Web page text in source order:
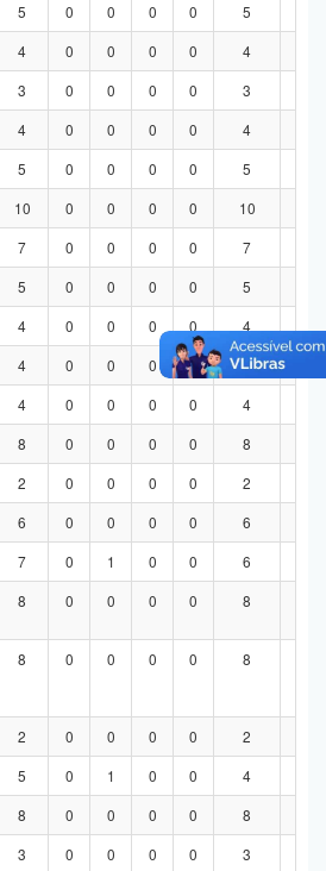
5 0 0 0 0 5
4 0 0 0 0 4
3 0 0 0 0 3
4 0 0 0 0 4
5 0 0 0 0 5
10 0 0 0 0 10
7 0 0 0 0 7
5 0 0 0 0 5
4 0 0 0 0 4
4 0 0 0 0 4
4 0 0 0 0 4
8 0 0 0 0 8
2 0 0 0 0 2
6 0 0 0 0 6
7 0 1 0 0 6
8 0 0 0 0 8
8 0 0 0 0 8
2 0 0 0 0 2
5 0 1 0 0 4
8 0 0 0 0 8
3 0 0 0 0 3